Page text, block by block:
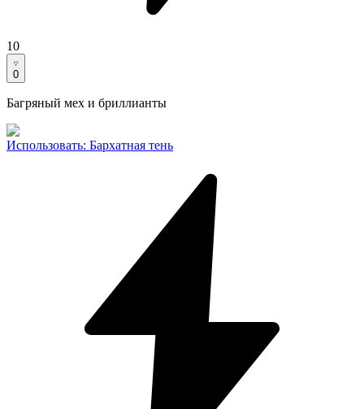
10
0
Багряный мех и бриллианты
Использовать: Бархатная тень